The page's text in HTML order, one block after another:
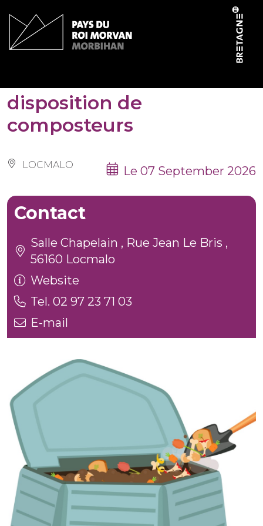
disposition de
composteurs
LOCMALO Le 07 September 2026
Contact
Salle Chapelain , Rue Jean Le Bris ,
56160 Locmalo
Website
Tel. 02 97 23 71 03
E-mail